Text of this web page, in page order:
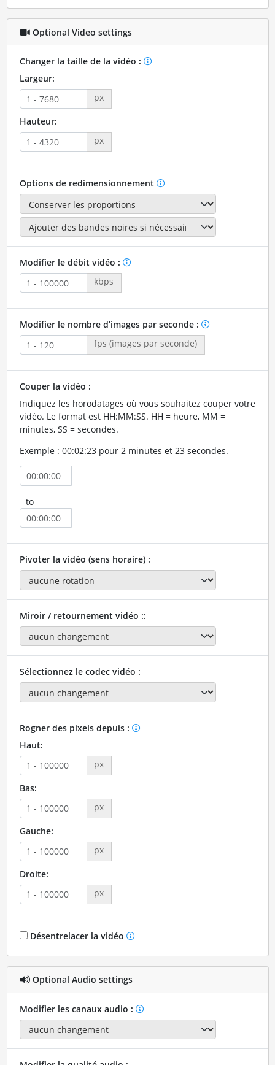
Optional Video settings
Changer la taille de la vidéo :
Largeur:
px
Hauteur:
px
Options de redimensionnement
Modifier le débit vidéo :
kbps
Modifier le nombre d’images par seconde :
fps (images par seconde)
Couper la vidéo :
Indiquez les horodatages où vous souhaitez couper votre
vidéo. Le format est HH:MM:SS. HH = heure, MM =
minutes, SS = secondes.
Exemple : 00:02:23 pour 2 minutes et 23 secondes.
to
Pivoter la vidéo (sens horaire) :
Miroir / retournement vidéo ::
Sélectionnez le codec vidéo :
Rogner des pixels depuis :
Haut:
px
Bas:
px
Gauche:
px
Droite:
px
Désentrelacer la vidéo
Optional Audio settings
Modifier les canaux audio :